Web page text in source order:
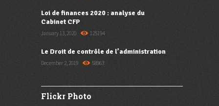
Loi de finances 2020 : analyse du
Cabinet CFP
January 13, 2020 125194
Le Droit de contrôle de l’administration
December 2, 2019 58963
Flickr Photo